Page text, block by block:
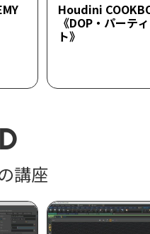
Houdini
《DOP・パーテ
ト》
講座